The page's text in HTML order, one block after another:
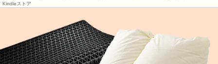
Kindleストア